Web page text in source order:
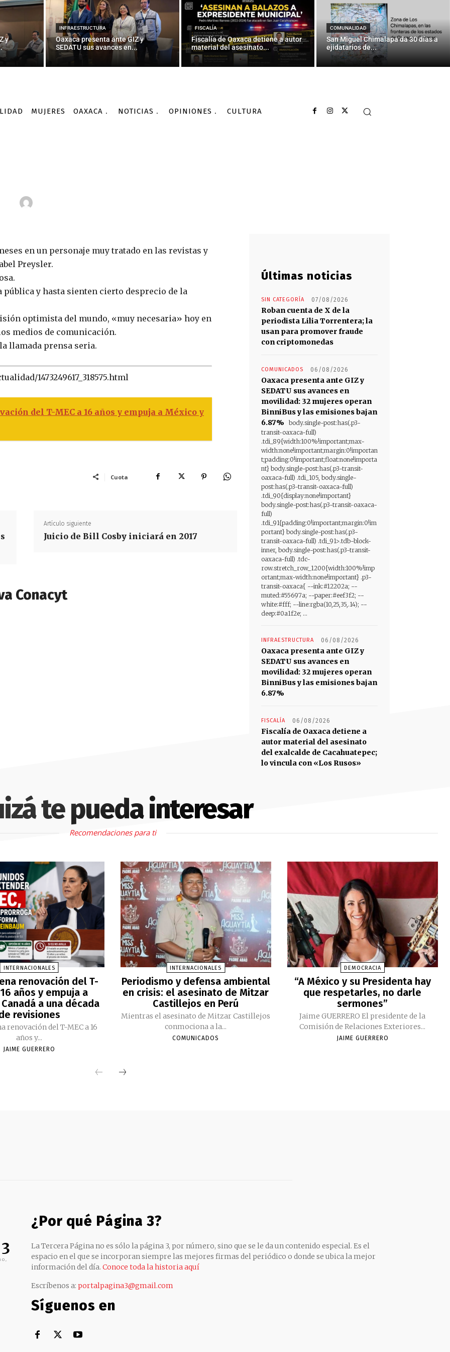
y
INFRAESTRUCTURA
Oaxaca presenta ante GIZ y
SEDATU sus avances en...
FISCALÍA
Fiscalía de Oaxaca detiene a autor
material del asesinato...
COMUNALIDAD
San Miguel Chimalapa da 30 días a
ejidatarios de...
MUJERES OAXACA NOTICIAS OPINIONES CULTURA
Internacionales Vargas Llosa: “Llevo con espíritu deportivo la prensa chismográfica”
en un personaje muy tratado en las revistas y
Preysler.
y hasta sienten cierto desprecio de la
optimista del mundo, «muy necesaria» hoy en
medios de comunicación.
llamada prensa seria.
1473249617_318575.html
del T-MEC a 16 años y empuja a México y
Cuota
Artículo siguiente
Juicio de Bill Cosby iniciará en 2017
Conacyt
Últimas noticias
SIN CATEGORÍA 07/08/2026
Roban cuenta de X de la
periodista Lilia Torrentera; la
usan para promover fraude
con criptomonedas
COMUNICADOS 06/08/2026
Oaxaca presenta ante GIZ y
SEDATU sus avances en
movilidad: 32 mujeres operan
BinniBus y las emisiones bajan
6.87%
body.single-post:has(.p3-
transit-oaxaca-full)
.tdi_89{width:100%!important;max-
width:none!important;margin:0!importan
t;padding:0!important;float:none!importa
nt} body.single-post:has(.p3-transit-
oaxaca-full) .tdi_105, body.single-
post:has(.p3-transit-oaxaca-full)
.tdi_90{display:none!important}
body.single-post:has(.p3-transit-oaxaca-
full)
.tdi_91{padding:0!important;margin:0!im
portant} body.single-post:has(.p3-
transit-oaxaca-full) .tdi_91>.tdb-block-
inner, body.single-post:has(.p3-transit-
oaxaca-full) .tdc-
row.stretch_row_1200{width:100%!imp
ortant;max-width:none!important} .p3-
transit-oaxaca{ --ink:#12202a; --
muted:#55697a; --paper:#eef3f2; --
white:#fff; --line:rgba(10,25,35,.14); --
deep:#0a1f2e; ...
INFRAESTRUCTURA 06/08/2026
Oaxaca presenta ante GIZ y
SEDATU sus avances en
movilidad: 32 mujeres operan
BinniBus y las emisiones bajan
6.87%
FISCALÍA 06/08/2026
Fiscalía de Oaxaca detiene a
autor material del asesinato
del exalcalde de Cacahuatepec;
lo vincula con «Los Rusos»
te pueda interesar
Recomendaciones para ti
INTERNACIONALES
renovación del T-
16 años y empuja a
a una década
revisiones
renovación del T-MEC a 16
años y...
JAIME GUERRERO
INTERNACIONALES
Periodismo y defensa ambiental
en crisis: el asesinato de Mitzar
Castillejos en Perú
Mientras el asesinato de Mitzar Castillejos
conmociona a la...
COMUNICADOS
DEMOCRACIA
“A México y su Presidenta hay
que respetarles, no darle
sermones”
Jaime GUERRERO El presidente de la
Comisión de Relaciones Exteriores...
JAIME GUERRERO
¿Por qué Página 3?
La Tercera Página no es sólo la página 3, por número, sino que se le da un contenido especial. Es el
espacio en el que se incorporan siempre las mejores firmas del periódico o donde se ubica la mejor
información del día. Conoce toda la historia aquí
Escríbenos a: portalpagina3@gmail.com
Síguenos en